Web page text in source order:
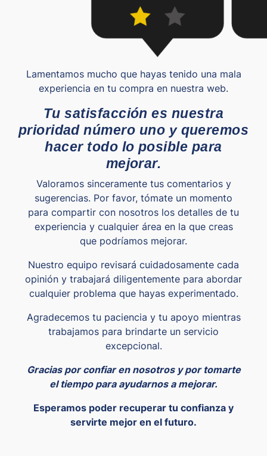
Lamentamos mucho que hayas tenido una mala
experiencia en tu compra en nuestra web.
Tu satisfacción es nuestra
prioridad número uno y queremos
hacer todo lo posible para
mejorar.
Valoramos sinceramente tus comentarios y
sugerencias. Por favor, tómate un momento
para compartir con nosotros los detalles de tu
experiencia y cualquier área en la que creas
que podríamos mejorar.
Nuestro equipo revisará cuidadosamente cada
opinión y trabajará diligentemente para abordar
cualquier problema que hayas experimentado.
Agradecemos tu paciencia y tu apoyo mientras
trabajamos para brindarte un servicio
excepcional.
Gracias por confiar en nosotros y por tomarte
el tiempo para ayudarnos a mejorar.
Esperamos poder recuperar tu confianza y
servirte mejor en el futuro.